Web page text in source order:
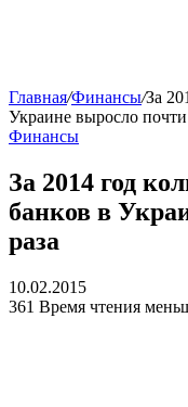
Главная/Финансы/За
Украине выросло почти
Финансы
За 2014 год
банков в
раза
10.02.2015
361 Время чтения